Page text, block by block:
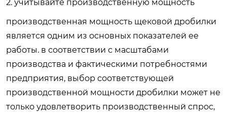
2. учитывайте производственную мощность
производственная мощность щековой дробилки
является одним из основных показателей ее
работы. в соответствии с масштабами
производства и фактическими потребностями
предприятия, выбор соответствующей
производственной мощности дробилки может не
только удовлетворить производственный спрос,